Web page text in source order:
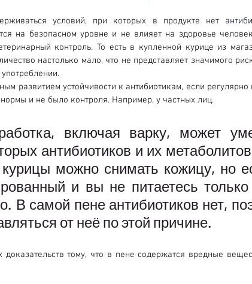
условий, при которых в продукте нет
на безопасном уровне и не влияет на здоровье
контроль. То есть в купленной курице из
настолько мало, что не представляет значимого
развитием устойчивости к антибиотикам, если регулярно
и не было контроля. Например, у частных лиц.
включая варку, может
антибиотиков и их
можно снимать кожицу, но
и вы не питаетесь
В самой пене антибиотиков нет,
от неё по этой причине.
тому, что в пене содержатся вредные